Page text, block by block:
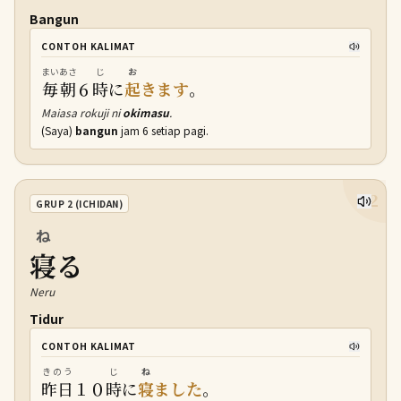
Bangun
CONTOH KALIMAT
毎朝
まいあさ
６ 時
じ
に起
お
きます。
Maiasa rokuji niokimasu.
(Saya) bangun jam 6 setiap pagi.
2
GRUP 2 (ICHIDAN)
寝
ね
る
Neru
Tidur
CONTOH KALIMAT
昨日
きのう
１０時
じ
に寝
ね
ました。